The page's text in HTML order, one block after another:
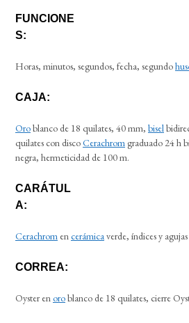
FUNCIONE
S:
Horas, minutos, segundos, fecha, segundo
CAJA:
Oroblanco de 18 quilates, 40 mm, bisel
quilates con discoCerachrom graduado 24 h
negra, hermeticidad de 100 m.
CARÁTUL
A:
Cerachrom encerámicaverde, índices y
CORREA:
Oyster enoroblanco de 18 quilates, cierre